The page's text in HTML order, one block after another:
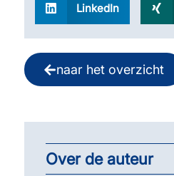
LinkedIn
naar het overzicht
Over de auteur